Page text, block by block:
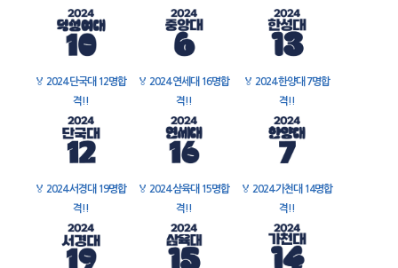
🏅 2024 단국대 12명합
격!!
🏅 2024 연세대 16명합
격!!
🏅 2024 한양대 7명합
격!!
🏅 2024 서경대 19명합
격!!
🏅 2024 삼육대 15명합
격!!
🏅 2024 가천대 14명합
격!!